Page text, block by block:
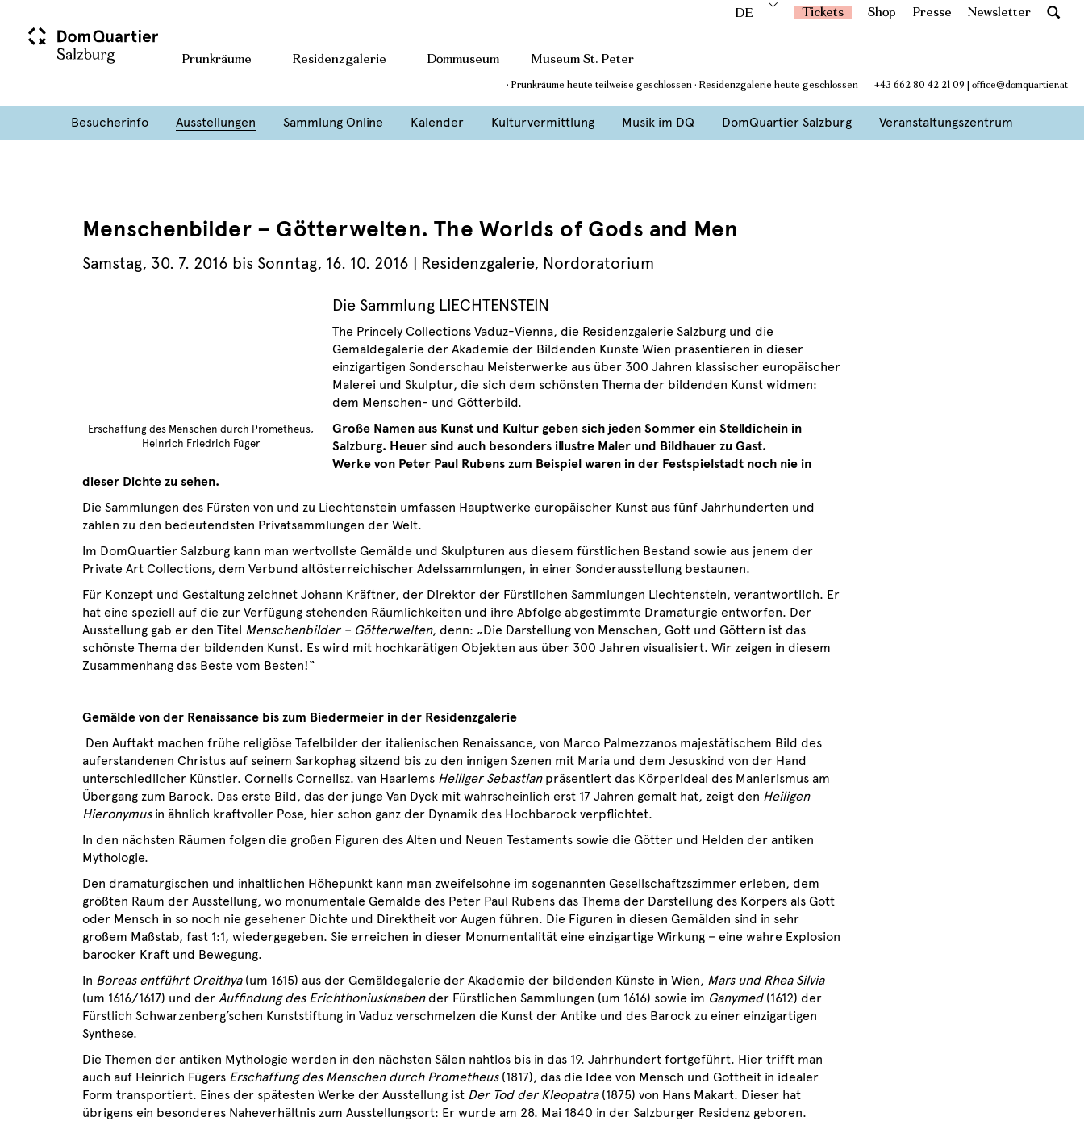
DE Tickets Shop Presse Newsletter
Prunkräume Residenzgalerie Dommuseum Museum St. Peter
· Prunkräume heute teilweise geschlossen · Residenzgalerie heute geschlossen +43 662 80 42 21 09 | office@domquartier.at
Besucherinfo Ausstellungen Sammlung Online Kalender Kulturvermittlung Musik im DQ DomQuartier Salzburg Veranstaltungszentrum
Menschenbilder – Götterwelten. The Worlds of Gods and Men
Samstag, 30. 7. 2016 bis Sonntag, 16. 10. 2016 | Residenzgalerie, Nordoratorium
Erschaffung des Menschen durch Prometheus,
Heinrich Friedrich Füger
Die Sammlung LIECHTENSTEIN
The Princely Collections Vaduz-Vienna, die Residenzgalerie Salzburg und die
Gemäldegalerie der Akademie der Bildenden Künste Wien präsentieren in dieser
einzigartigen Sonderschau Meisterwerke aus über 300 Jahren klassischer europäischer
Malerei und Skulptur, die sich dem schönsten Thema der bildenden Kunst widmen:
dem Menschen- und Götterbild.
Große Namen aus Kunst und Kultur geben sich jeden Sommer ein Stelldichein in
Salzburg. Heuer sind auch besonders illustre Maler und Bildhauer zu Gast.
Werke von Peter Paul Rubens zum Beispiel waren in der Festspielstadt noch nie in
dieser Dichte zu sehen.
Die Sammlungen des Fürsten von und zu Liechtenstein umfassen Hauptwerke europäischer Kunst aus fünf Jahrhunderten und
zählen zu den bedeutendsten Privatsammlungen der Welt.
Im DomQuartier Salzburg kann man wertvollste Gemälde und Skulpturen aus diesem fürstlichen Bestand sowie aus jenem der
Private Art Collections, dem Verbund altösterreichischer Adelssammlungen, in einer Sonderausstellung bestaunen.
Für Konzept und Gestaltung zeichnet Johann Kräftner, der Direktor der Fürstlichen Sammlungen Liechtenstein, verantwortlich. Er
hat eine speziell auf die zur Verfügung stehenden Räumlichkeiten und ihre Abfolge abgestimmte Dramaturgie entworfen. Der
Ausstellung gab er den Titel Menschenbilder – Götterwelten, denn: „Die Darstellung von Menschen, Gott und Göttern ist das
schönste Thema der bildenden Kunst. Es wird mit hochkarätigen Objekten aus über 300 Jahren visualisiert. Wir zeigen in diesem
Zusammenhang das Beste vom Besten!“
Gemälde von der Renaissance bis zum Biedermeier in der Residenzgalerie
Den Auftakt machen frühe religiöse Tafelbilder der italienischen Renaissance, von Marco Palmezzanos majestätischem Bild des
auferstandenen Christus auf seinem Sarkophag sitzend bis zu den innigen Szenen mit Maria und dem Jesuskind von der Hand
unterschiedlicher Künstler. Cornelis Cornelisz. van Haarlems Heiliger Sebastianpräsentiert das Körperideal des Manierismus am
Übergang zum Barock. Das erste Bild, das der junge Van Dyck mit wahrscheinlich erst 17 Jahren gemalt hat, zeigt den Heiligen
Hieronymusin ähnlich kraftvoller Pose, hier schon ganz der Dynamik des Hochbarock verpflichtet.
In den nächsten Räumen folgen die großen Figuren des Alten und Neuen Testaments sowie die Götter und Helden der antiken
Mythologie.
Den dramaturgischen und inhaltlichen Höhepunkt kann man zweifelsohne im sogenannten Gesellschaftzszimmer erleben, dem
größten Raum der Ausstellung, wo monumentale Gemälde des Peter Paul Rubens das Thema der Darstellung des Körpers als Gott
oder Mensch in so noch nie gesehener Dichte und Direktheit vor Augen führen. Die Figuren in diesen Gemälden sind in sehr
großem Maßstab, fast 1:1, wiedergegeben. Sie erreichen in dieser Monumentalität eine einzigartige Wirkung − eine wahre Explosion
barocker Kraft und Bewegung.
In Boreas entführt Oreithya(um 1615) aus der Gemäldegalerie der Akademie der bildenden Künste in Wien, Mars und Rhea Silvia
(um 1616/1617) und der Auffindung des Erichthoniusknabender Fürstlichen Sammlungen (um 1616) sowie im Ganymed(1612) der
Fürstlich Schwarzenberg’schen Kunststiftung in Vaduz verschmelzen die Kunst der Antike und des Barock zu einer einzigartigen
Synthese.
Die Themen der antiken Mythologie werden in den nächsten Sälen nahtlos bis in das 19. Jahrhundert fortgeführt. Hier trifft man
auch auf Heinrich Fügers Erschaffung des Menschen durch Prometheus(1817), das die Idee von Mensch und Gottheit in idealer
Form transportiert. Eines der spätesten Werke der Ausstellung ist Der Tod der Kleopatra (1875) von Hans Makart. Dieser hat
übrigens ein besonderes Naheverhältnis zum Ausstellungsort: Er wurde am 28. Mai 1840 in der Salzburger Residenz geboren.